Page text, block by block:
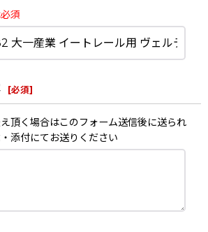
須
[必須]
頂く場合はこのフォーム送信後に送られ
添付にてお送りください